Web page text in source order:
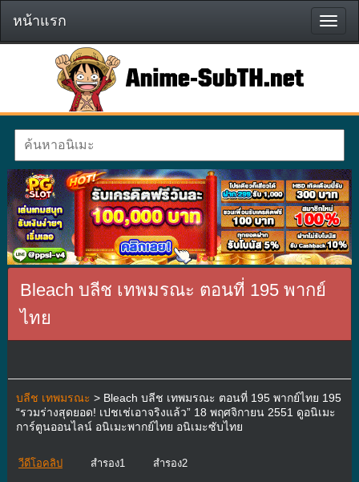
หน้า
แรก
หน้าแรก
Bleach บลีช เทพมรณะ ตอนที่ 195 พากย์
ไทย
บลีช เทพมรณะ > Bleach บลีช เทพมรณะ ตอนที่ 195 พากย์ไทย 195
“รวมร่างสุดยอด! เปชเช่เอาจริงแล้ว” 18 พฤศจิกายน 2551 ดูอนิเมะ
การ์ตูนออนไลน์ อนิเมะพากย์ไทย อนิเมะซับไทย
วีดีโอคลิป สำรอง1 สำรอง2